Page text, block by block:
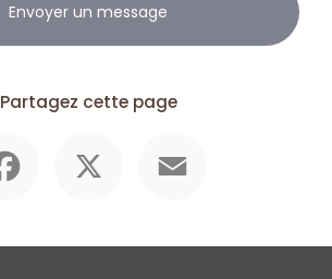
Envoyer un message
Partagez cette page